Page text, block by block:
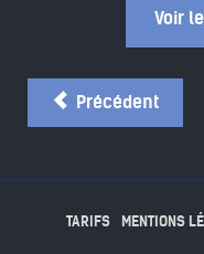
Voir
Précédent
TARIFS MENTIONS